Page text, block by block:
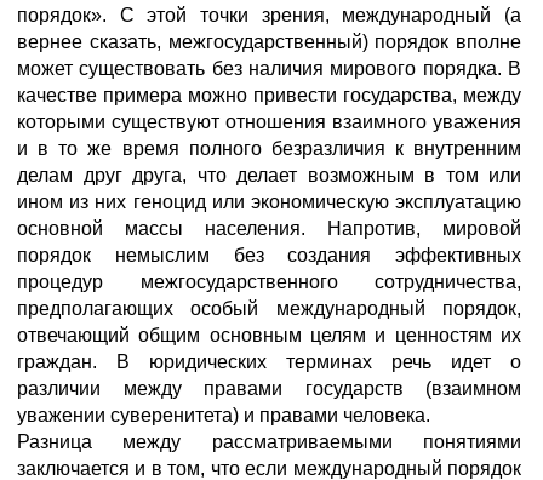
порядок». С этой точки зрения, международный (а
вернее сказать, межгосударственный) порядок вполне
может существовать без наличия мирового порядка. В
качестве примера можно привести государства, между
которыми существуют отношения взаимного уважения
и в то же время полного безразличия к внутренним
делам друг друга, что делает возможным в том или
ином из них геноцид или экономическую эксплуатацию
основной массы населения. Напротив, мировой
порядок немыслим без создания эффективных
процедур межгосударственного сотрудничества,
предполагающих особый международный порядок,
отвечающий общим основным целям и ценностям их
граждан. В юридических терминах речь идет о
различии между правами государств (взаимном
уважении суверенитета) и правами человека.
Разница между рассматриваемыми понятиями
заключается и в том, что если международный порядок